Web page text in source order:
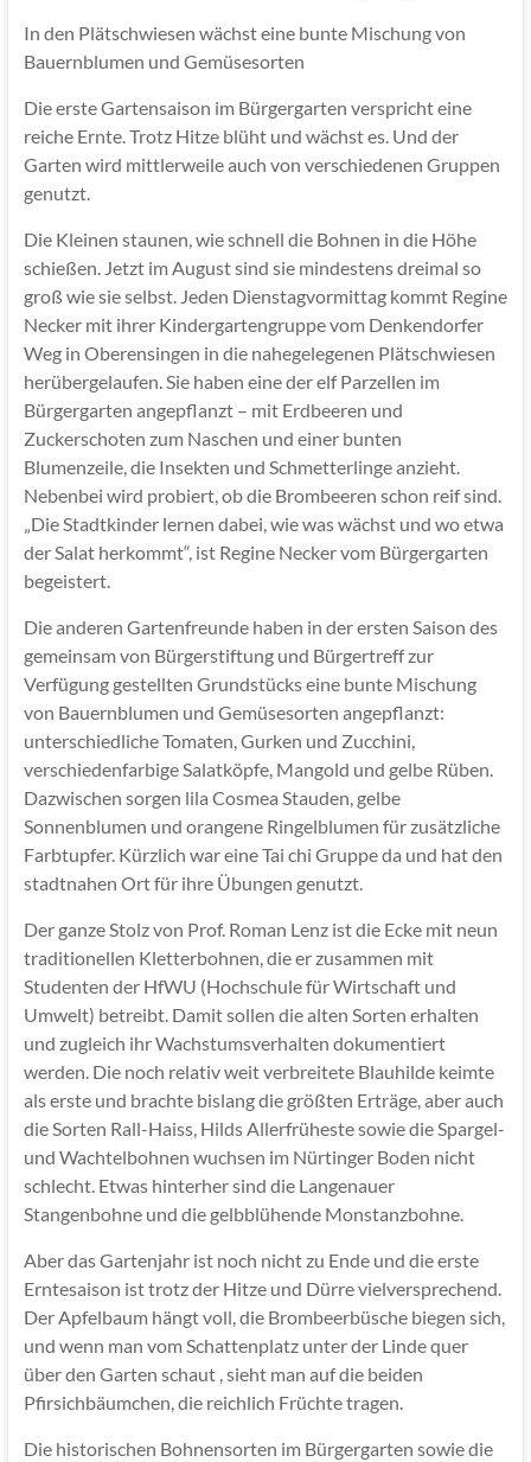
In den Plätschwiesen wächst eine bunte Mischung von
Bauernblumen und Gemüsesorten
Die erste Gartensaison im Bürgergarten verspricht eine
reiche Ernte. Trotz Hitze blüht und wächst es. Und der
Garten wird mittlerweile auch von verschiedenen Gruppen
genutzt.
Die Kleinen staunen, wie schnell die Bohnen in die Höhe
schießen. Jetzt im August sind sie mindestens dreimal so
groß wie sie selbst. Jeden Dienstagvormittag kommt Regine
Necker mit ihrer Kindergartengruppe vom Denkendorfer
Weg in Oberensingen in die nahegelegenen Plätschwiesen
herübergelaufen. Sie haben eine der elf Parzellen im
Bürgergarten angepflanzt – mit Erdbeeren und
Zuckerschoten zum Naschen und einer bunten
Blumenzeile, die Insekten und Schmetterlinge anzieht.
Nebenbei wird probiert, ob die Brombeeren schon reif sind.
„Die Stadtkinder lernen dabei, wie was wächst und wo etwa
der Salat herkommt“, ist Regine Necker vom Bürgergarten
begeistert.
Die anderen Gartenfreunde haben in der ersten Saison des
gemeinsam von Bürgerstiftung und Bürgertreff zur
Verfügung gestellten Grundstücks eine bunte Mischung
von Bauernblumen und Gemüsesorten angepflanzt:
unterschiedliche Tomaten, Gurken und Zucchini,
verschiedenfarbige Salatköpfe, Mangold und gelbe Rüben.
Dazwischen sorgen lila Cosmea Stauden, gelbe
Sonnenblumen und orangene Ringelblumen für zusätzliche
Farbtupfer. Kürzlich war eine Tai chi Gruppe da und hat den
stadtnahen Ort für ihre Übungen genutzt.
Der ganze Stolz von Prof. Roman Lenz ist die Ecke mit neun
traditionellen Kletterbohnen, die er zusammen mit
Studenten der HfWU (Hochschule für Wirtschaft und
Umwelt) betreibt. Damit sollen die alten Sorten erhalten
und zugleich ihr Wachstumsverhalten dokumentiert
werden. Die noch relativ weit verbreitete Blauhilde keimte
als erste und brachte bislang die größten Erträge, aber auch
die Sorten Rall-Haiss, Hilds Allerfrüheste sowie die Spargel-
und Wachtelbohnen wuchsen im Nürtinger Boden nicht
schlecht. Etwas hinterher sind die Langenauer
Stangenbohne und die gelbblühende Monstanzbohne.
Aber das Gartenjahr ist noch nicht zu Ende und die erste
Erntesaison ist trotz der Hitze und Dürre vielversprechend.
Der Apfelbaum hängt voll, die Brombeerbüsche biegen sich,
und wenn man vom Schattenplatz unter der Linde quer
über den Garten schaut , sieht man auf die beiden
Pfirsichbäumchen, die reichlich Früchte tragen.
Die historischen Bohnensorten im Bürgergarten sowie die